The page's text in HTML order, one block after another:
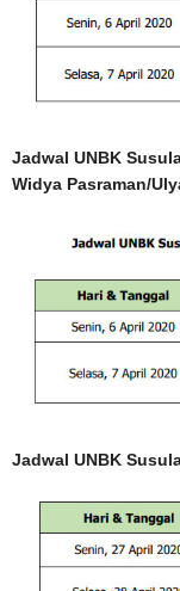
Jadwal UNBK
Widya Pasraman/
Jadwal UNBK